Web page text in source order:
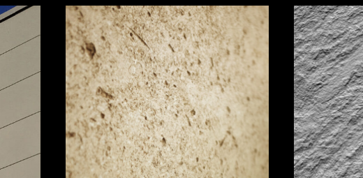
KALKSTEIN
–
Mineralisch
GRANIT
–
Mineralisch